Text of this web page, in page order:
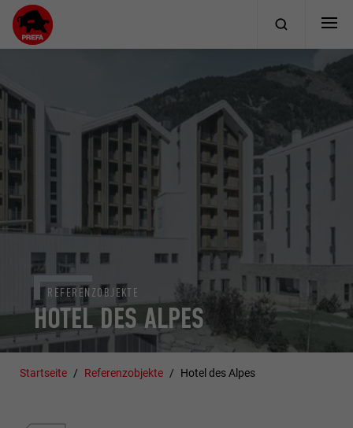
HOTEL DES ALPES
REFERENZOBJEKTE
Startseite Referenzobjekte Hotel des Alpes